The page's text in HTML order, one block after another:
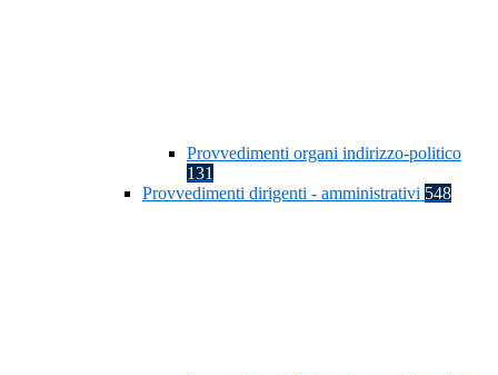
Provvedimenti organi indirizzo-politico
131
Provvedimenti dirigenti - amministrativi 548